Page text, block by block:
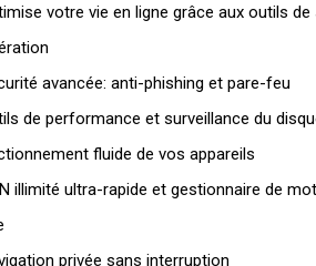
votre vie en ligne grâce aux outils
avancée: anti-phishing et pare-feu
de performance et surveillance du
fluide de vos appareils
illimité ultra-rapide et gestionnaire de
privée sans interruption